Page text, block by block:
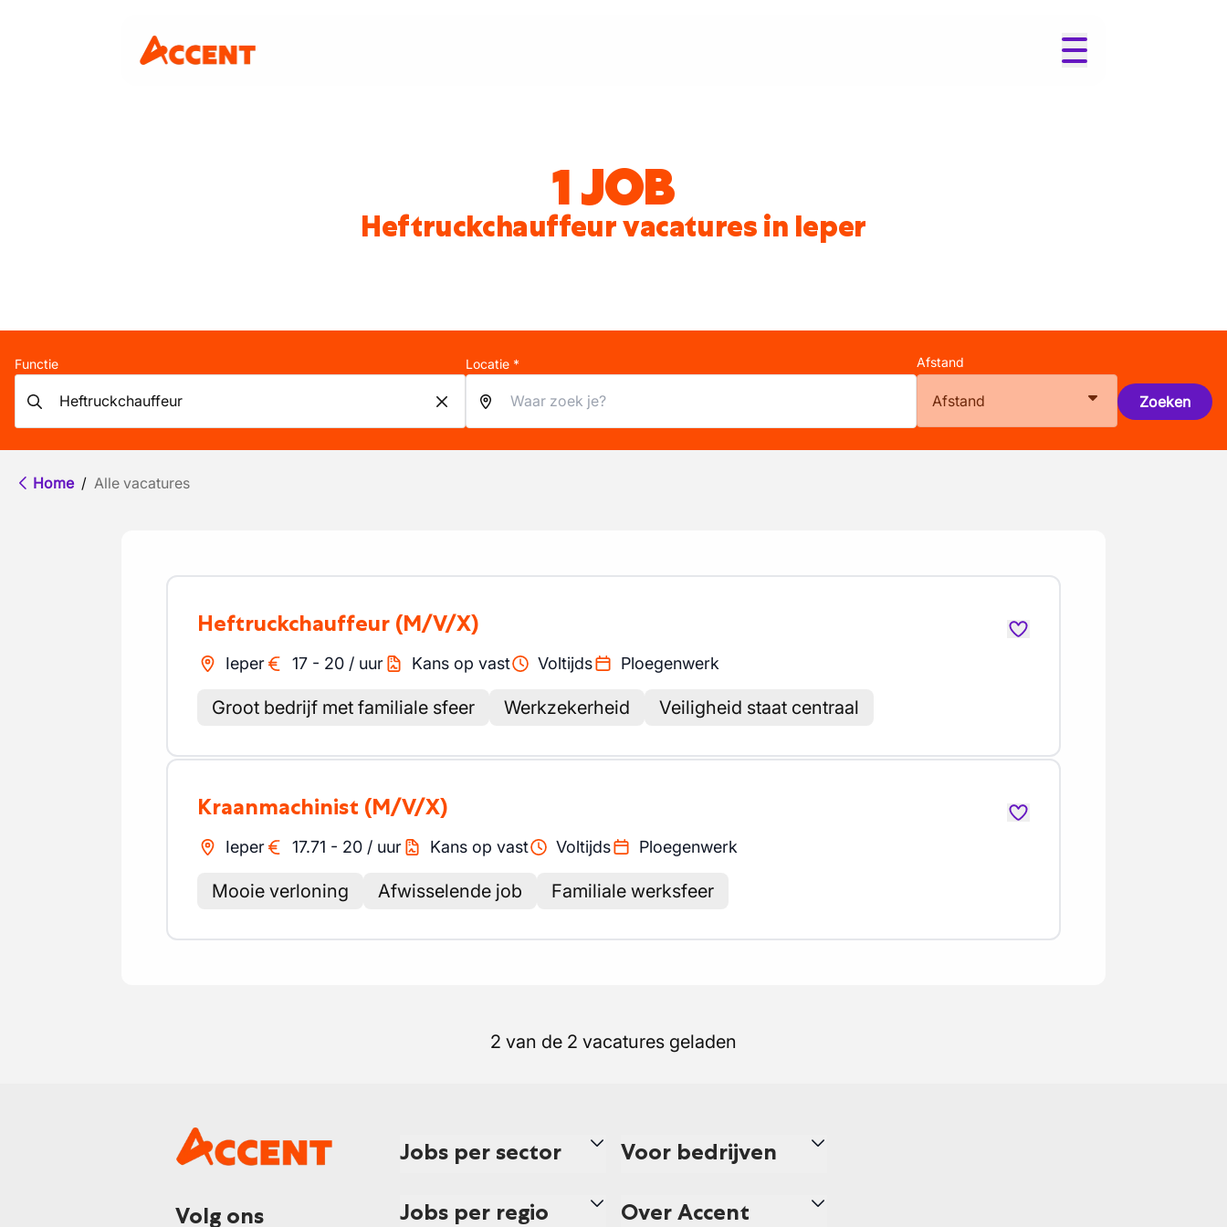
1 JOB
Heftruckchauffeur vacatures in Ieper
Functie Locatie * Afstand
Afstand Zoeken
Home / Alle vacatures
Heftruckchauffeur (M/V/X)
Ieper 17 - 20 / uur Kans op vast Voltijds Ploegenwerk
Groot bedrijf met familiale sfeer Werkzekerheid Veiligheid staat centraal
Kraanmachinist (M/V/X)
Ieper 17.71 - 20 / uur Kans op vast Voltijds Ploegenwerk
Mooie verloning Afwisselende job Familiale werksfeer
2 van de 2 vacatures geladen
Volg ons
Jobs per sector
Jobs per regio
Voor bedrijven
Over Accent